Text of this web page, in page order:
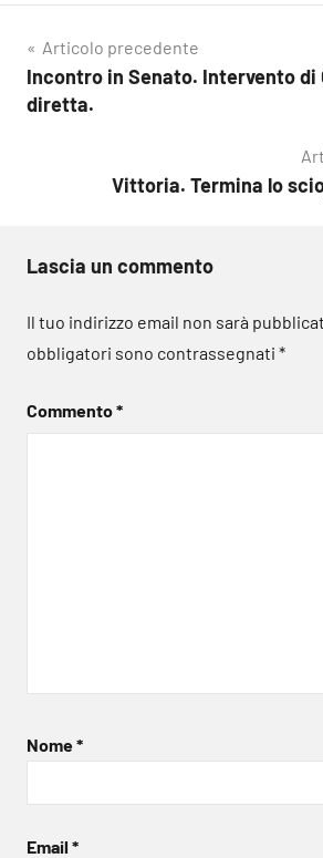
Navigazione
articoli
Articolo precedente
Incontro in Senato. Intervento di
diretta.
Vittoria. Termina lo
Lascia un commento
Il tuo indirizzo email non sarà
obbligatori sono contrassegnati *
Commento*
Nome*
Email *